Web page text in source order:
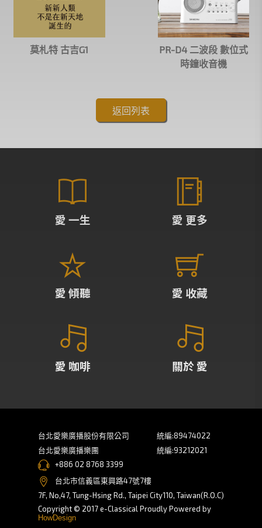
莫札特 古吉G1
PR-D4 二波段 數位式
時鐘收音機
返回列表
愛 一生 愛 更多
愛 傾聽 愛 收藏
愛 咖啡 關於 愛
台北愛樂廣播股份有限公司
統編:89474022
台北愛樂廣播樂團
統編:93212021
+886 02 8768 3399
台北市信義區東興路47號7樓
7F, No,47, Tung-Hsing Rd., Taipei City110, Taiwan(R.O.C)
Copyright © 2017 e-Classical Proudly Powered by
HowDesign